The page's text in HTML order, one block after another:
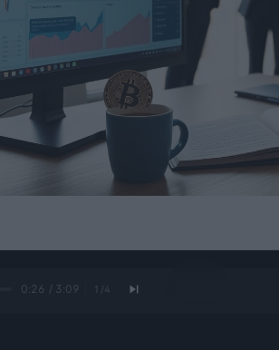
0:27 / 3:09 1 /4